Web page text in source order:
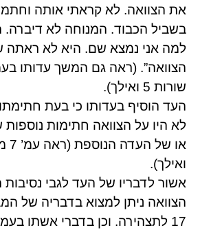
את הצוואה. לא קראתי אותה
בשביל הכבוד. המנוחה לא דיברה.
למה אני נמצא שם. היא לא
שורות 5 ואילך).
העד הוסיף בעדותו כי בעת
לא היו על הצוואה חתימות
ואילך).
אשור לדבריו של העד לגבי
הצוואה ניתן למצוא בדבריה של